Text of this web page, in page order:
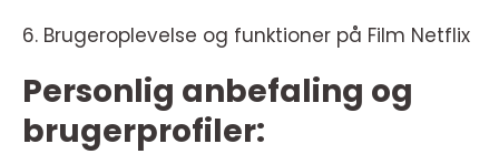
6. Brugeroplevelse og funktioner på Film Netflix
Personlig anbefaling og
brugerprofiler: